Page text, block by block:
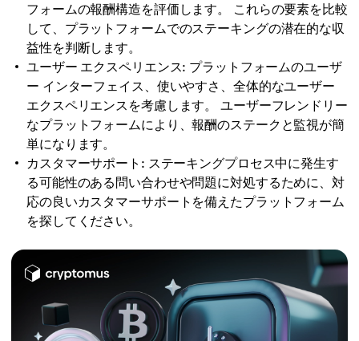
フォームの報酬構造を評価します。 これらの要素を比較
して、プラットフォームでのステーキングの潜在的な収
益性を判断します。
ユーザー エクスペリエンス: プラットフォームのユーザ
ー インターフェイス、使いやすさ、全体的なユーザー
エクスペリエンスを考慮します。 ユーザーフレンドリー
なプラットフォームにより、報酬のステークと監視が簡
単になります。
カスタマーサポート: ステーキングプロセス中に発生す
る可能性のある問い合わせや問題に対処するために、対
応の良いカスタマーサポートを備えたプラットフォーム
を探してください。